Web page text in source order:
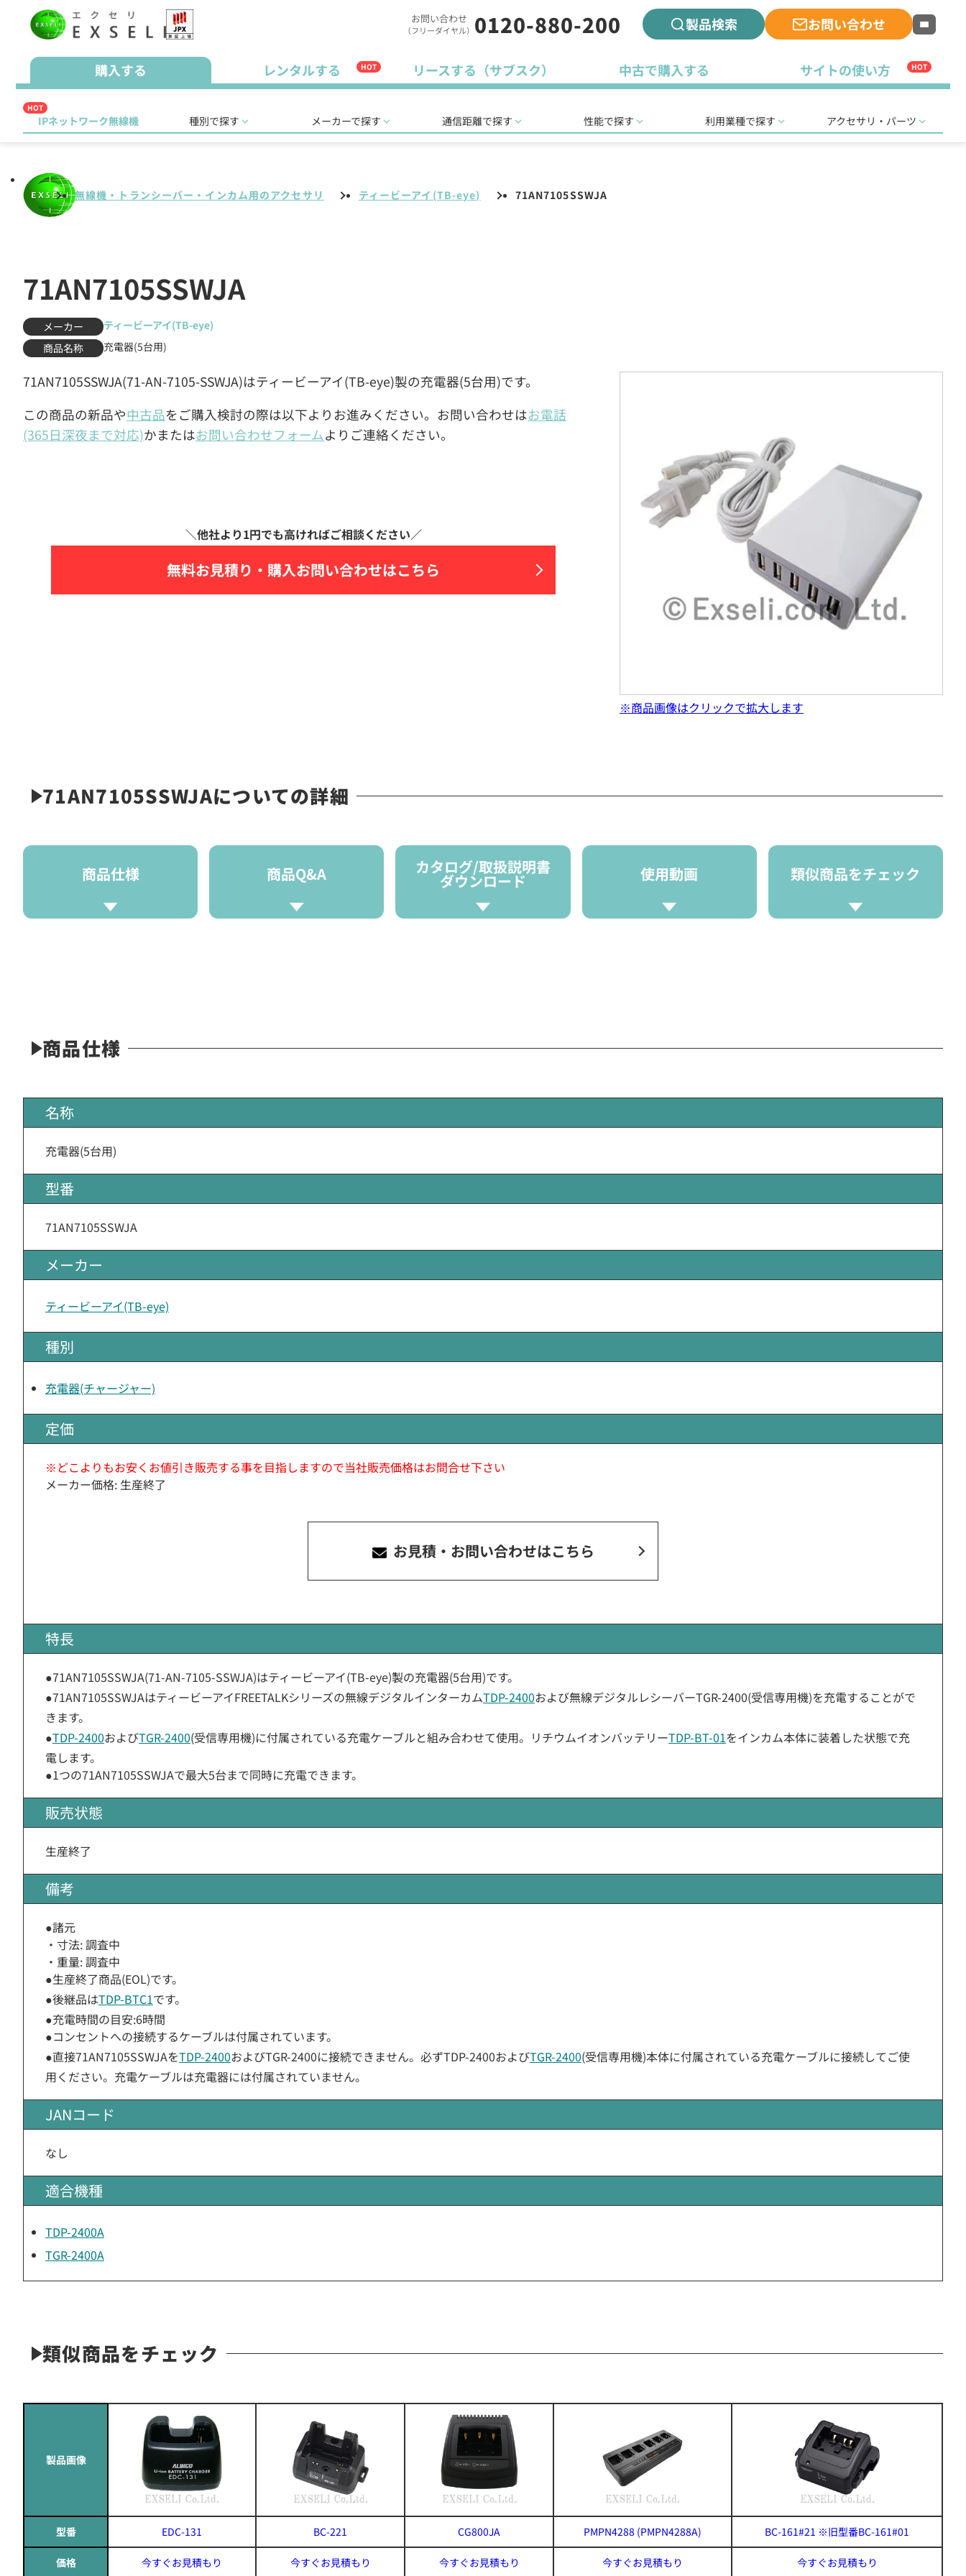
お問い合わせ
（フリーダイヤル） 0120-880-200 製品検索 お問い合わせ
購入する レンタルする HOT リースする（サブスク） 中古で購入する サイトの使い方 HOT
HOT
IPネットワーク無線機 種別で探す メーカーで探す 通信距離で探す 性能で探す 利用業種で探す アクセサリ・パーツ
無線機・トランシーバー・インカム用のアクセサリ ティービーアイ(TB-eye) 71AN7105SSWJA
71AN7105SSWJA
メーカー
ティービーアイ(TB-eye)
商品名称
充電器(5台用)
71AN7105SSWJA(71-AN-7105-SSWJA)はティービーアイ(TB-eye)製の充電器(5台用)です。
この商品の新品や中古品をご購入検討の際は以下よりお進みください。お問い合わせはお電話
(365日深夜まで対応)かまたはお問い合わせフォームよりご連絡ください。
無料お見積り・ 購入お問い合わせはこちら
※商品画像はクリックで拡大します
71AN7105SSWJAについての詳細
商品仕様 商品Q&A カタログ/取扱説明書
ダウンロード 使用動画 類似商品をチェック
商品仕様
名称
充電器(5台用)
型番
71AN7105SSWJA
メーカー
ティービーアイ(TB-eye)
種別
充電器(チャージャー)
定価
※どこよりもお安くお値引き販売する事を目指しますので当社販売価格はお問合せ下さい
メーカー価格: 生産終了
お見積・お問い合わせはこちら
特長
●71AN7105SSWJA(71-AN-7105-SSWJA)はティービーアイ(TB-eye)製の充電器(5台用)です。
●71AN7105SSWJAはティービーアイFREETALKシリーズの無線デジタルインターカムTDP-2400および無線デジタルレシーバーTGR-2400(受信専用機)を充電することがで
きます。
●TDP-2400およびTGR-2400(受信専用機)に付属されている充電ケーブルと組み合わせて使用。リチウムイオンバッテリーTDP-BT-01をインカム本体に装着した状態で充
電します。
●1つの71AN7105SSWJAで最大5台まで同時に充電できます。
販売状態
生産終了
備考
●諸元
・寸法: 調査中
・重量: 調査中
●生産終了商品(EOL)です。
●後継品はTDP-BTC1です。
●充電時間の目安:6時間
●コンセントへの接続するケーブルは付属されています。
●直接71AN7105SSWJAをTDP-2400およびTGR-2400に接続できません。必ずTDP-2400およびTGR-2400(受信専用機)本体に付属されている充電ケーブルに接続してご使
用ください。充電ケーブルは充電器には付属されていません。
JANコード
なし
適合機種
TDP-2400A
TGR-2400A
類似商品をチェック
製品画像
型番 EDC-131 BC-221 CG800JA PMPN4288 (PMPN4288A) BC-161#21 ※旧型番BC-161#01
価格 今すぐお見積もり 今すぐお見積もり 今すぐお見積もり 今すぐお見積もり 今すぐお見積もり